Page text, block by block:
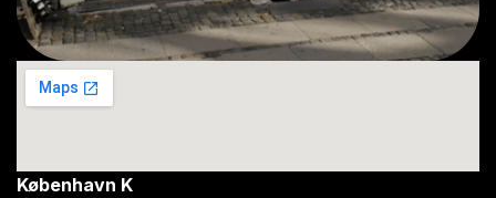
København K